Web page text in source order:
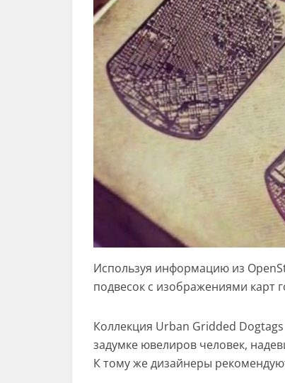
Используя информацию из
подвесок с изображениями карт
Коллекция Urban Gridded
задумке ювелиров человек,
К тому же дизайнеры